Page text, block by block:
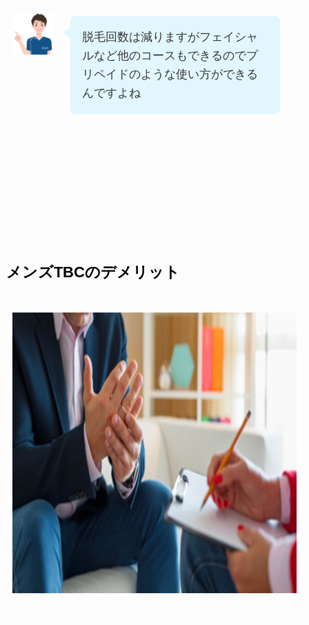
脱毛回数は減りますがフェイシャ
ルなど他のコースもできるのでプ
リペイドのような使い方ができる
んですよね
メンズTBCのデメリット